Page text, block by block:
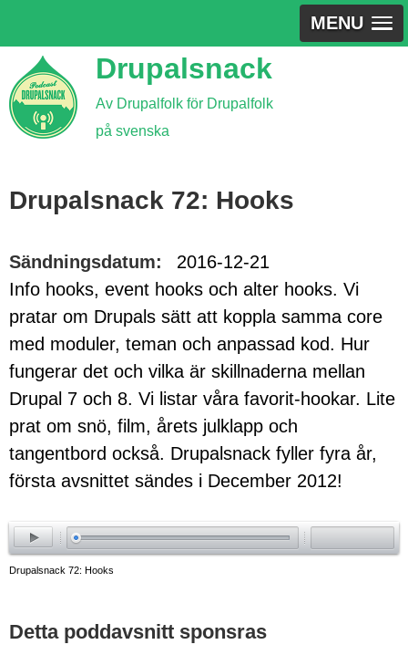
MENU
Jump
to
navigation
Drupalsnack
Av Drupalfolk för Drupalfolk
på svenska
to
Drupalsnack 72: Hooks
Sändningsdatum:
2016-12-21
Info hooks, event hooks och alter hooks. Vi
pratar om Drupals sätt att koppla samma core
med moduler, teman och anpassad kod. Hur
fungerar det och vilka är skillnaderna mellan
Drupal 7 och 8. Vi listar våra favorit-hookar. Lite
prat om snö, film, årets julklapp och
tangentbord också. Drupalsnack fyller fyra år,
första avsnittet sändes i December 2012!
Drupalsnack 72: Hooks
Detta poddavsnitt sponsras